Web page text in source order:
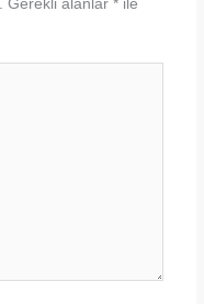
Gerekli alanlar *ile